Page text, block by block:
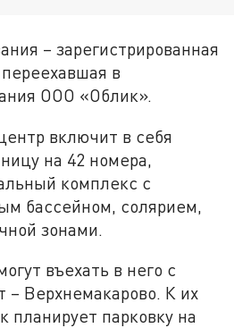
– зарегистрированная
в
ООО «Облик».
включит в себя
на 42 номера,
комплекс с
бассейном, солярием,
зонами.
въехать в него с
Верхнемакарово. К их
планирует парковку на